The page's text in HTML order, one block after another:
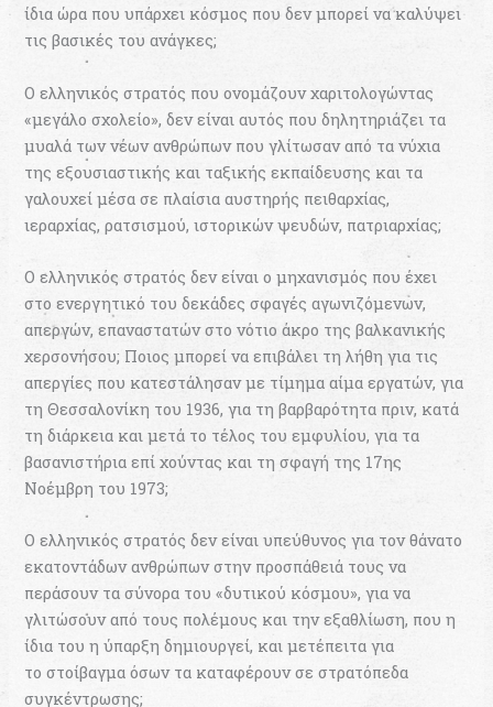
ίδια ώρα που υπάρχει κόσμος που δεν μπορεί να καλύψει
τις βασικές του ανάγκες;
Ο ελληνικός στρατός που ονομάζουν χαριτολογώντας
«μεγάλο σχολείο», δεν είναι αυτός που δηλητηριάζει τα
μυαλά των νέων ανθρώπων που γλίτωσαν από τα νύχια
της εξουσιαστικής και ταξικής εκπαίδευσης και τα
γαλουχεί μέσα σε πλαίσια αυστηρής πειθαρχίας,
ιεραρχίας, ρατσισμού, ιστορικών ψευδών, πατριαρχίας;
Ο ελληνικός στρατός δεν είναι ο μηχανισμός που έχει
στο ενεργητικό του δεκάδες σφαγές αγωνιζόμενων,
απεργών, επαναστατών στο νότιο άκρο της βαλκανικής
χερσονήσου; Ποιος μπορεί να επιβάλει τη λήθη για τις
απεργίες που κατεστάλησαν με τίμημα αίμα εργατών, για
τη Θεσσαλονίκη του 1936, για τη βαρβαρότητα πριν, κατά
τη διάρκεια και μετά το τέλος του εμφυλίου, για τα
βασανιστήρια επί χούντας και τη σφαγή της 17ης
Νοέμβρη του 1973;
Ο ελληνικός στρατός δεν είναι υπεύθυνος για τον θάνατο
εκατοντάδων ανθρώπων στην προσπάθειά τους να
περάσουν τα σύνορα του «δυτικού κόσμου», για να
γλιτώσουν από τους πολέμους και την εξαθλίωση, που η
ίδια του η ύπαρξη δημιουργεί, και μετέπειτα για
το στοίβαγμα όσων τα καταφέρουν σε στρατόπεδα
συγκέντρωσης;